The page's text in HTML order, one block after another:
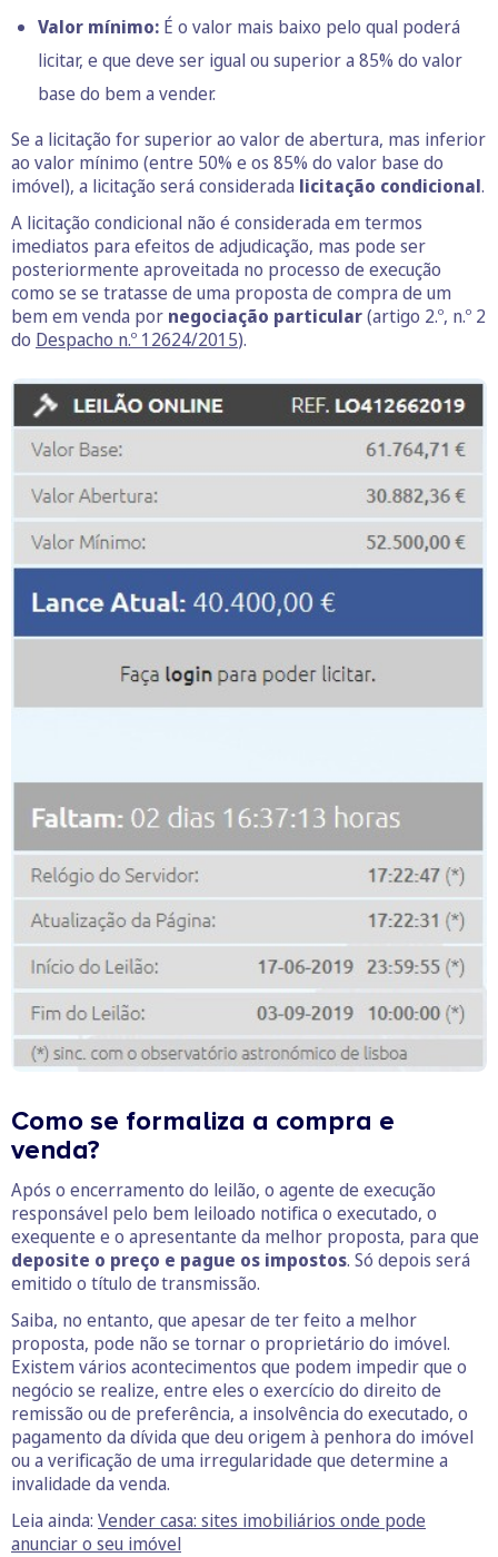
Valor mínimo: É o valor mais baixo pelo qual poderá
licitar, e que deve ser igual ou superior a 85% do valor
base do bem a vender.
Se a licitação for superior ao valor de abertura, mas inferior
ao valor mínimo (entre 50% e os 85% do valor base do
imóvel), a licitação será considerada licitação condicional.
A licitação condicional não é considerada em termos
imediatos para efeitos de adjudicação, mas pode ser
posteriormente aproveitada no processo de execução
como se se tratasse de uma proposta de compra de um
bem em venda por negociação particular(artigo 2.º, n.º 2
do Despacho n.º 12624/2015).
Como se formaliza a compra e
venda?
Após o encerramento do leilão, o agente de execução
responsável pelo bem leiloado notifica o executado, o
exequente e o apresentante da melhor proposta, para que
deposite o preço e pague os impostos. Só depois será
emitido o título de transmissão.
Saiba, no entanto, que apesar de ter feito a melhor
proposta, pode não se tornar o proprietário do imóvel.
Existem vários acontecimentos que podem impedir que o
negócio se realize, entre eles o exercício do direito de
remissão ou de preferência, a insolvência do executado, o
pagamento da dívida que deu origem à penhora do imóvel
ou a verificação de uma irregularidade que determine a
invalidade da venda.
Leia ainda: Vender casa: sites imobiliários onde pode
anunciar o seu imóvel